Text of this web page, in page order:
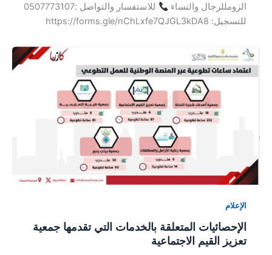
الزومللرجال والنساء
للاستفسار والتواصل :0507773107
للتسجيل: https://forms.gle/nChLxfe7QJGL3kDA8
الإعلام
الإحصائيات المتعلقة بالخدمات التي تقدمها جمعية
تعزيز القيم الاجتماعية